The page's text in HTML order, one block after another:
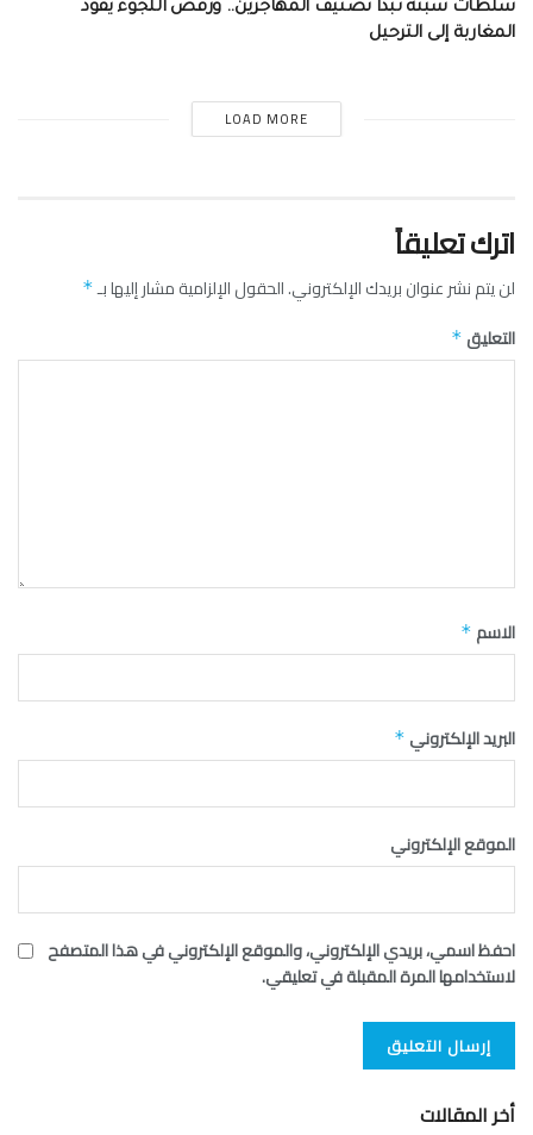
سلطات سبتة تبدأ تصنيف المهاجرين.. ورفض اللجوء يقود
المغاربة إلى الترحيل
LOAD MORE
اترك تعليقاً
لن يتم نشر عنوان بريدك الإلكتروني.الحقول الإلزامية مشار إليها بـ*
التعليق *
الاسم *
البريد الإلكتروني *
الموقع الإلكتروني
احفظ اسمي، بريدي الإلكتروني، والموقع الإلكتروني في هذا المتصفح
لاستخدامها المرة المقبلة في تعليقي.
أخر المقالات